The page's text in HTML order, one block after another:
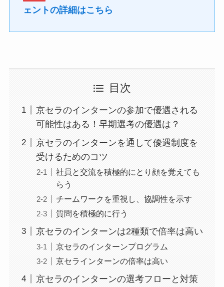
ェントの詳細はこちら
目次
京セラのインターンの参加で優遇される
可能性はある！早期選考の優遇は？
京セラのインターンを通して優遇制度を
受けるためのコツ
社員と交流を積極的にとり顔を覚えても
らう
チームワークを重視し、協調性を示す
質問を積極的に行う
京セラのインターンは2種類で倍率は高い
京セラのインターンプログラム
京セラインターンの倍率は高い
京セラのインターンの選考フローと対策